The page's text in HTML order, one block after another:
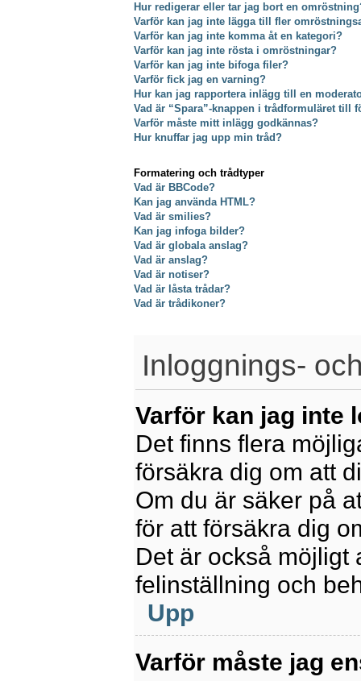
Hur redigerar eller tar jag bort en
Varför kan jag inte lägga till fler
Varför kan jag inte komma åt en kategori?
Varför kan jag inte rösta i omröstningar?
Varför kan jag inte bifoga filer?
Varför fick jag en varning?
Hur kan jag rapportera inlägg till en
Vad är “Spara”-knappen i trådformuläret till
Varför måste mitt inlägg godkännas?
Hur knuffar jag upp min tråd?
Formatering och trådtyper
Vad är BBCode?
Kan jag använda HTML?
Vad är smilies?
Kan jag infoga bilder?
Vad är globala anslag?
Vad är anslag?
Vad är notiser?
Vad är låsta trådar?
Vad är trådikoner?
Inloggnings-
Varför kan jag inte
Det finns flera
försäkra dig om att
Om du är säker på
för att försäkra dig
Det är också möjligt
felinställning och
Upp
Varför måste jag